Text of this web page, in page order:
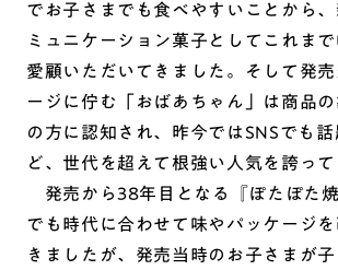
でお子さまでも食べやすいことから
ミュニケーション菓子としてこれま
愛顧いただいてきました。そして発
ージに佇む「おばあちゃん」は商品の
の方に認知され、昨今ではSNSでも
ど、世代を超えて根強い人気を誇って
発売から38年目となる『ぽたぽた
でも時代に合わせて味やパッケージ
きましたが、発売当時のお子さまが